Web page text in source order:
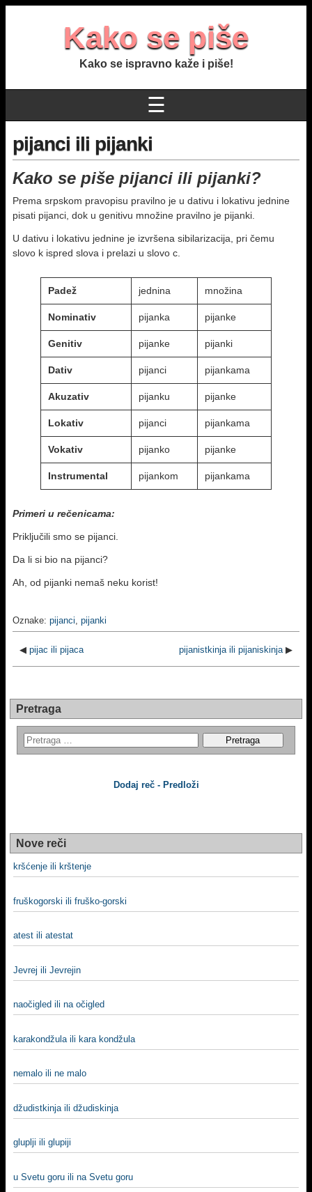
Kako se piše
Kako se ispravno kaže i piše!
☰
pijanci ili pijanki
Kako se piše pijanci ili pijanki?
Prema srpskom pravopisu pravilno je u dativu i lokativu jednine
pisati pijanci, dok u genitivu množine pravilno je pijanki.
U dativu i lokativu jednine je izvršena sibilarizacija, pri čemu
slovo k ispred slova i prelazi u slovo c.
Padež jednina množina
Nominativ pijanka pijanke
Genitiv pijanke pijanki
Dativ pijanci pijankama
Akuzativ pijanku pijanke
Lokativ pijanci pijankama
Vokativ pijanko pijanke
Instrumental pijankom pijankama
Primeri u rečenicama:
Priključili smo se pijanci.
Da li si bio na pijanci?
Ah, od pijanki nemaš neku korist!
Oznake: pijanci, pijanki
◀ pijac ili pijaca pijanistkinja ili pijaniskinja▶
Pretraga
Dodaj reč - Predloži
Nove reči
kršćenje ili krštenje
fruškogorski ili fruško-gorski
atest ili atestat
Jevrej ili Jevrejin
naočigled ili na očigled
karakondžula ili kara kondžula
nemalo ili ne malo
džudistkinja ili džudiskinja
gluplji ili glupiji
u Svetu goru ili na Svetu goru